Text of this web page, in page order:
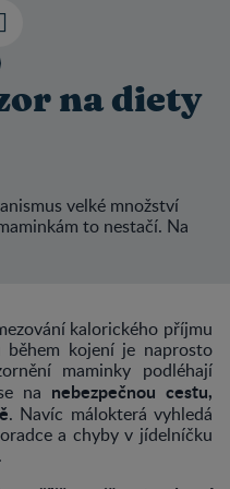
na diety
velké množství
to nestačí. Na
kalorického příjmu
během kojení je naprosto
maminky podléhají
na nebezpečnou cestu,
. Navíc málokterá vyhledá
a chyby v jídelníčku